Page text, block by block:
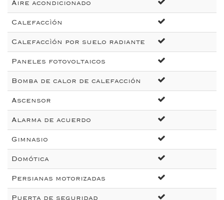
Aire acondicionado
Calefaccìón
Calefaccìón por suelo radiante
Paneles fotovoltaicos
Bomba de calor de calefacción
Ascensor
Alarma de acuerdo
Gimnasio
Domótica
Persianas motorizadas
Puerta de seguridad